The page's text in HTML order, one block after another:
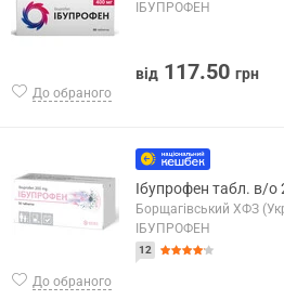
До обраного
ІБУПРОФЕН
від 117.50 грн
До обраного
Ібупрофен табл. в/
Борщагівський ХФЗ
ІБУПРОФЕН
12